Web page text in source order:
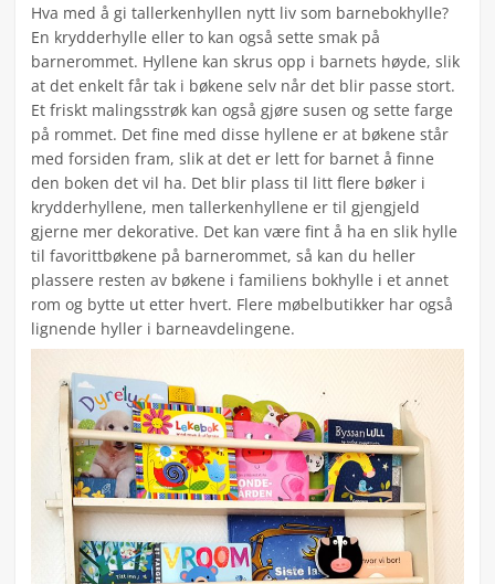
Hva med å gi tallerkenhyllen nytt liv som barnebokhylle?
En krydderhylle eller to kan også sette smak på
barnerommet. Hyllene kan skrus opp i barnets høyde, slik
at det enkelt får tak i bøkene selv når det blir passe stort.
Et friskt malingsstrøk kan også gjøre susen og sette farge
på rommet. Det fine med disse hyllene er at bøkene står
med forsiden fram, slik at det er lett for barnet å finne
den boken det vil ha. Det blir plass til litt flere bøker i
krydderhyllene, men tallerkenhyllene er til gjengjeld
gjerne mer dekorative. Det kan være fint å ha en slik hylle
til favorittbøkene på barnerommet, så kan du heller
plassere resten av bøkene i familiens bokhylle i et annet
rom og bytte ut etter hvert. Flere møbelbutikker har også
lignende hyller i barneavdelingene.